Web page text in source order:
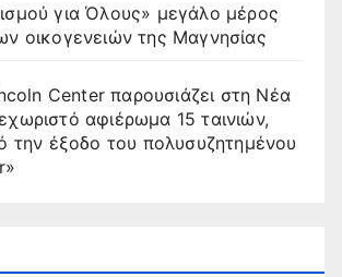
για Όλους» μεγάλο μέρος
οικογενειών της Μαγνησίας
Center παρουσιάζει στη Νέα
αφιέρωμα 15 ταινιών,
την έξοδο του πολυσυζητημένου